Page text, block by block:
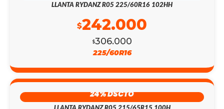
LLANTA RYDANZ R05 225/60R16 102HH
$306.000
$242.000
225/60R16
24% DSCTO